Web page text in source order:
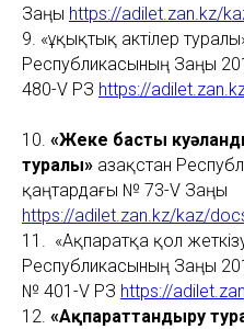
Заңы https://adilet.zan.kz/
9. «Құқықтық актілер
Республикасының Заңы
480-V ҚРЗ https://
10. «Жеке басты
туралы» Қазақстан
қаңтардағы № 73-V Заңы
https://adilet.zan.kz/kaz/
11. «Ақпаратқа қол
Республикасының Заңы
№ 401-V ҚРЗ https://
12. «Ақпараттандыру